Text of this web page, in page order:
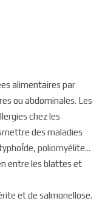
alimentaires par
ou abdominales. Les
chez les
des maladies
poliomyélite...
entre les blattes et
et de salmonellose.